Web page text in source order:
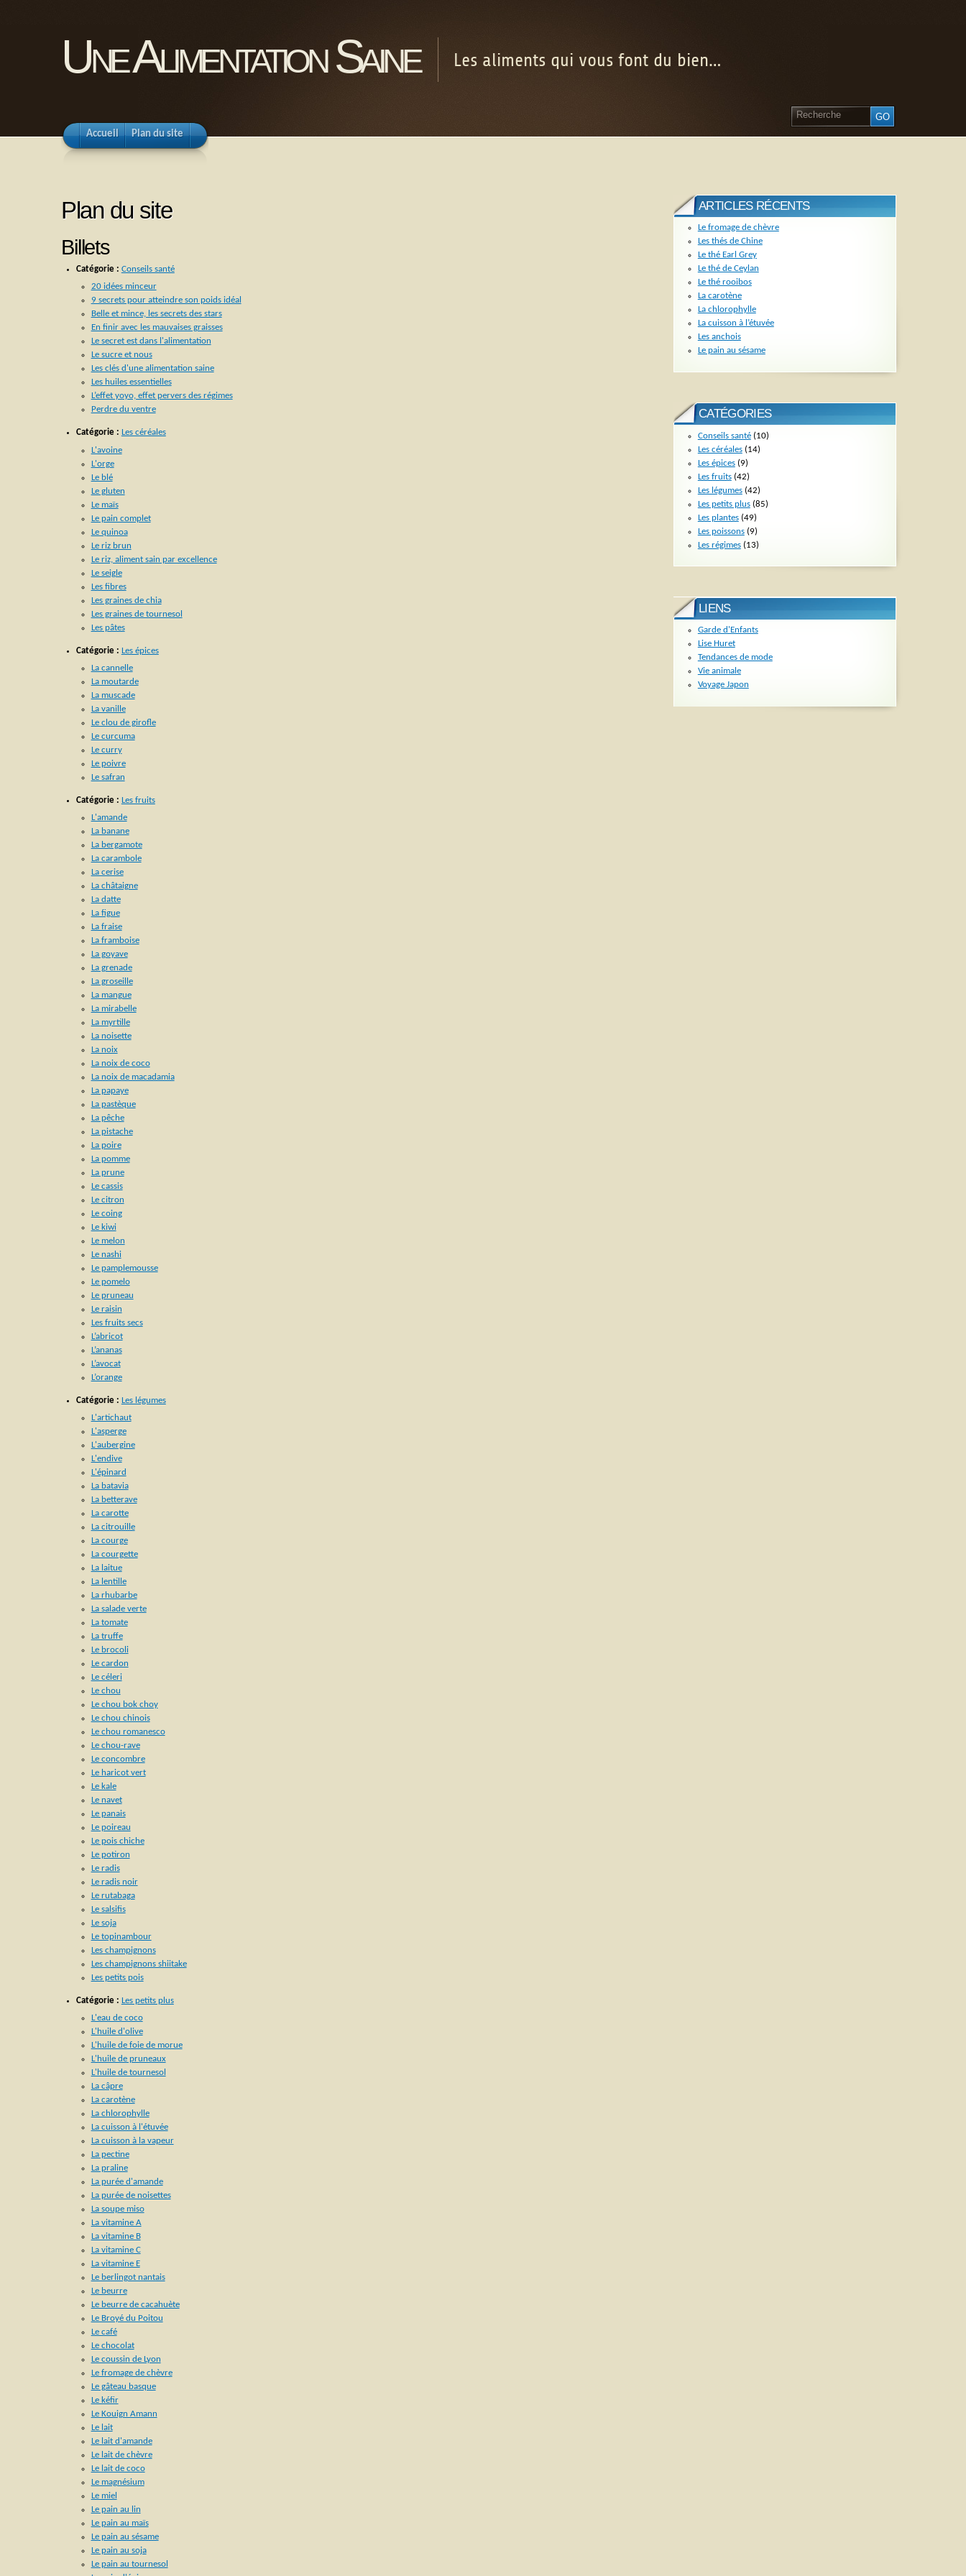
Une Alimentation Saine Les aliments qui vous font du bien…
Accueil Plan du site
Plan du site
Billets
Catégorie : Conseils santé
20 idées minceur
9 secrets pour atteindre son poids idéal
Belle et mince, les secrets des stars
En finir avec les mauvaises graisses
Le secret est dans l'alimentation
Le sucre et nous
Les clés d'une alimentation saine
Les huiles essentielles
L’effet yoyo, effet pervers des régimes
Perdre du ventre
Catégorie : Les céréales
L'avoine
L'orge
Le blé
Le gluten
Le maïs
Le pain complet
Le quinoa
Le riz brun
Le riz, aliment sain par excellence
Le seigle
Les fibres
Les graines de chia
Les graines de tournesol
Les pâtes
Catégorie : Les épices
La cannelle
La moutarde
La muscade
La vanille
Le clou de girofle
Le curcuma
Le curry
Le poivre
Le safran
Catégorie : Les fruits
L'amande
La banane
La bergamote
La carambole
La cerise
La châtaigne
La datte
La figue
La fraise
La framboise
La goyave
La grenade
La groseille
La mangue
La mirabelle
La myrtille
La noisette
La noix
La noix de coco
La noix de macadamia
La papaye
La pastèque
La pêche
La pistache
La poire
La pomme
La prune
Le cassis
Le citron
Le coing
Le kiwi
Le melon
Le nashi
Le pamplemousse
Le pomelo
Le pruneau
Le raisin
Les fruits secs
L’abricot
L’ananas
L’avocat
L’orange
Catégorie : Les légumes
L'artichaut
L'asperge
L'aubergine
L'endive
L'épinard
La batavia
La betterave
La carotte
La citrouille
La courge
La courgette
La laitue
La lentille
La rhubarbe
La salade verte
La tomate
La truffe
Le brocoli
Le cardon
Le céleri
Le chou
Le chou bok choy
Le chou chinois
Le chou romanesco
Le chou-rave
Le concombre
Le haricot vert
Le kale
Le navet
Le panais
Le poireau
Le pois chiche
Le potiron
Le radis
Le radis noir
Le rutabaga
Le salsifis
Le soja
Le topinambour
Les champignons
Les champignons shiitake
Les petits pois
Catégorie : Les petits plus
L'eau de coco
L'huile d'olive
L'huile de foie de morue
L'huile de pruneaux
L'huile de tournesol
La câpre
La carotène
La chlorophylle
La cuisson à l'étuvée
La cuisson à la vapeur
La pectine
La praline
La purée d'amande
La purée de noisettes
La soupe miso
La vitamine A
La vitamine B
La vitamine C
La vitamine E
Le berlingot nantais
Le beurre
Le beurre de cacahuète
Le Broyé du Poitou
Le café
Le chocolat
Le coussin de Lyon
Le fromage de chèvre
Le gâteau basque
Le kéfir
Le Kouign Amann
Le lait
Le lait d'amande
Le lait de chèvre
Le lait de coco
Le magnésium
Le miel
Le pain au lin
Le pain au maïs
Le pain au sésame
Le pain au soja
Le pain au tournesol
ARTICLES RÉCENTS
Le fromage de chèvre
Les thés de Chine
Le thé Earl Grey
Le thé de Ceylan
Le thé rooibos
La carotène
La chlorophylle
La cuisson à l’étuvée
Les anchois
Le pain au sésame
CATÉGORIES
Conseils santé(10)
Les céréales(14)
Les épices(9)
Les fruits(42)
Les légumes(42)
Les petits plus(85)
Les plantes(49)
Les poissons(9)
Les régimes(13)
LIENS
Garde d'Enfants
Lise Huret
Tendances de mode
Vie animale
Voyage Japon